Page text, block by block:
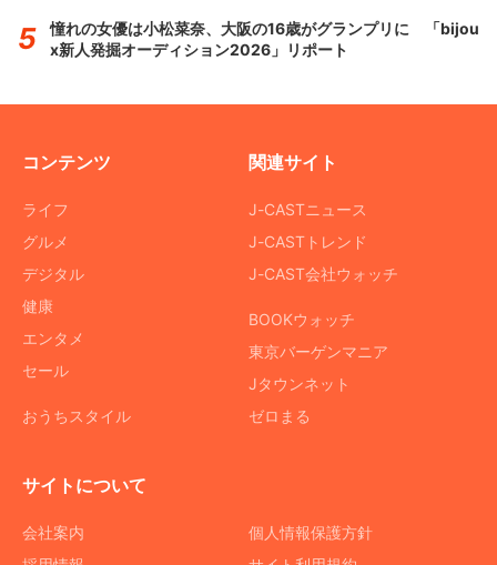
憧れの女優は小松菜奈、大阪の16歳がグランプリに 「bijou
x新人発掘オーディション2026」リポート
コンテンツ
ライフ
グルメ
デジタル
健康
エンタメ
セール
おうちスタイル
関連サイト
J-CASTニュース
J-CASTトレンド
J-CAST会社ウォッチ
BOOKウォッチ
東京バーゲンマニア
Jタウンネット
ゼロまる
サイトについて
会社案内
個人情報保護方針